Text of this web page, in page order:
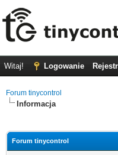
Witaj! Logowanie
Forum tinycontrol
Informacja
Forum tinycontrol